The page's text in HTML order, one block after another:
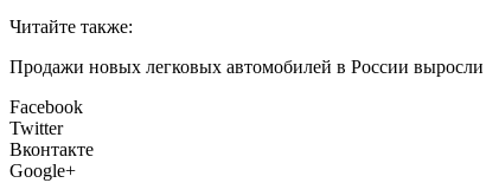
Читайте также:
Продажи новых легковых автомобилей в России
Facebook
Twitter
Вконтакте
Google+